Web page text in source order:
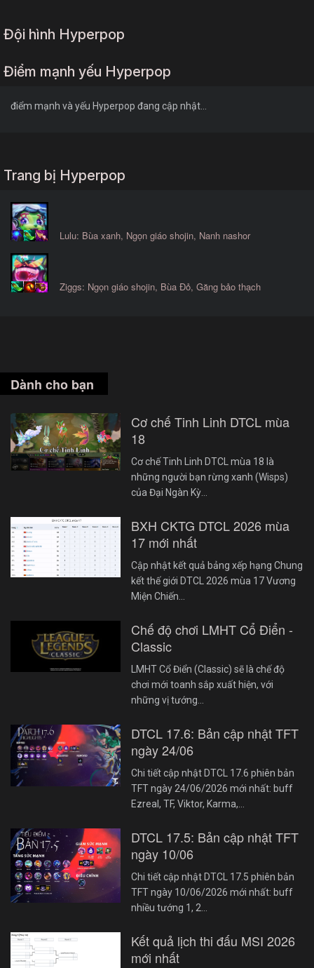
Đội hình Hyperpop
Điểm mạnh yếu Hyperpop
điểm mạnh và yếu Hyperpop đang cập nhật...
Trang bị Hyperpop
Lulu: Bùa xanh, Ngọn giáo shojin, Nanh nashor
Ziggs: Ngọn giáo shojin, Bùa Đỏ, Găng bảo thạch
Dành cho bạn
Cơ chế Tinh Linh DTCL mùa
18
Cơ chế Tinh Linh DTCL mùa 18 là
những người bạn rừng xanh (Wisps)
của Đại Ngàn Kỳ…
BXH CKTG DTCL 2026 mùa
17 mới nhất
Cập nhật kết quả bảng xếp hạng Chung
kết thế giới DTCL 2026 mùa 17 Vương
Miện Chiến…
Chế độ chơi LMHT Cổ Điển -
Classic
LMHT Cổ Điển (Classic) sẽ là chế độ
chơi mới toanh sắp xuất hiện, với
những vị tướng…
DTCL 17.6: Bản cập nhật TFT
ngày 24/06
Chi tiết cập nhật DTCL 17.6 phiên bản
TFT ngày 24/06/2026 mới nhất: buff
Ezreal, TF, Viktor, Karma,…
DTCL 17.5: Bản cập nhật TFT
ngày 10/06
Chi tiết cập nhật DTCL 17.5 phiên bản
TFT ngày 10/06/2026 mới nhất: buff
nhiều tướng 1, 2…
Kết quả lịch thi đấu MSI 2026
mới nhất